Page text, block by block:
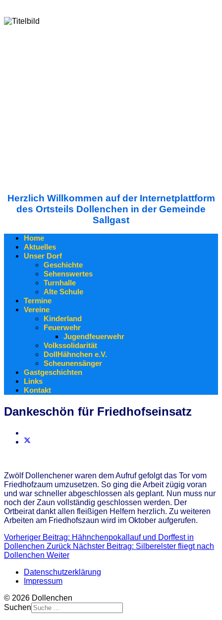
Herzlich Willkommen auf der Internetplattform
des Ortsteils Dollenchen in der Gemeinde
Sallgast
Home
Aktuelles
Unser Dorf
Geschichte
Sehenswertes
Turnhalle
Alte Schule
Termine
Vereine
Kinderland
Feuerwehr
Jugendfeuerwehr
Volkssolidarität
DollHähnchen e.V.
Scheunensänger
Gastgeschichten
Links
Kontakt
Dankeschön für Friedhofseinsatz
Zwölf Dollenchener waren dem Aufruf gefolgt das Tor vom
Friedhofzaum umzusetzen. So ging die Arbeit zügig voran
und war schneller abgeschlossen als geplant. Nun muss nur
noch der Zaun vollständig geschlossen werden. Der
Ortbeirat dankt allen fleißigen Helfern herzlich. Zu weiteren
Arbeiten am Friedhofszaun wird im Oktober aufgerufen.
Vorheriger Beitrag: Hähnchenpokallauf und Dorffest in
Dollenchen Zurück Nächster Beitrag: Silberelster fliegt nach
Dollenchen Weiter
Datenschutzerklärung
Impressum
© 2026 Dollenchen
Suchen